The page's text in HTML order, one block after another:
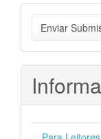
Enviar
Enviar